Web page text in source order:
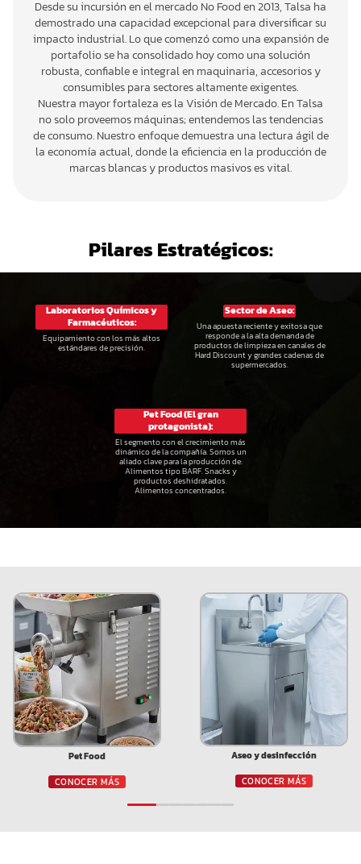
Planchas
Sanducheras
Sartén basculante
Sous vide (Cocedor)
Wafleras
Malla para alimentos
Selladoras
Selladora de vaso
Termoencogido
Ultracongeladores
Cuchillos
Discos para molino
Guantes de acero
Piedras de afilar y afiladores
Tablas de corte
Lavavajillas
Paños reutilizables
Túnel de lavado de canastas
Amasadoras
Batidoras
Galletera
Procesamiento de Frutas y Verduras
Atadoras
Ceras y Desinfectantes
Deshidratadores
Despulpadoras
Encintadoras
Escurridor de vegetales
Esquineros y Flejes
Exprimidores de cítricos
Procesamiento Lácteo
Descremadora
Hiladora
Mantequillera
Pasteurizador
Prensa para queso
Procesos Cárnicos
Amarradoras
Cutter
Descueradora
Discos
Inyectoras
Molinos
Servicio Técnico
Consulta estado de tu mantenimiento
Solicita tu servicio
Vending
Dispensadores de alimentos
Dispensadores de bebidas
Nuestro Outlet
Usados y Afectados
Marca Talsa
Desde su incursión en el mercado No Food en 2013, Talsa ha
demostrado una capacidad excepcional para diversificar su
impacto industrial. Lo que comenzó como una expansión de
portafolio se ha consolidado hoy como una solución
robusta, confiable e integral en maquinaria, accesorios y
consumibles para sectores altamente exigentes.
Nuestra mayor fortaleza es la Visión de Mercado. En Talsa
no solo proveemos máquinas; entendemos las tendencias
de consumo. Nuestro enfoque demuestra una lectura ágil de
la economía actual, donde la eficiencia en la producción de
marcas blancas y productos masivos es vital.
Pilares Estratégicos:
Laboratorios Químicos y
Farmacéuticos:
Equipamiento con los más altos
estándares de precisión.
Sector de Aseo:
Una apuesta reciente y exitosa que
responde a la alta demanda de
productos de limpieza en canales de
Hard Discount y grandes cadenas de
supermercados.
Pet Food (El gran
protagonista):
El segmento con el crecimiento más
dinámico de la compañía. Somos un
aliado clave para la producción de:
Alimentos tipo BARF. Snacks y
productos deshidratados.
Alimentos concentrados.
Pet Food
CONOCER MÁS
Aseo y desinfección
CONOCER MÁS